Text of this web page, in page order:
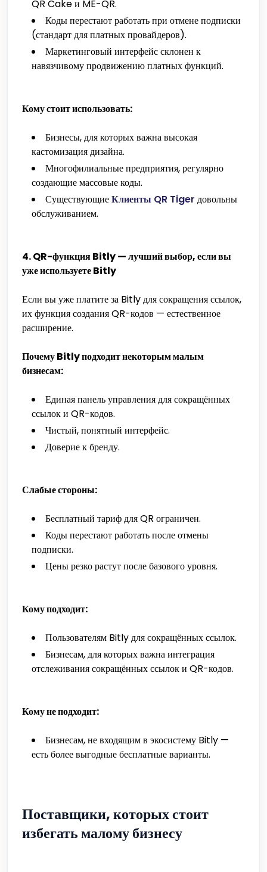
QR Cake и ME-QR.
Коды перестают работать при отмене подписки
(стандарт для платных провайдеров).
Маркетинговый интерфейс склонен к
навязчивому продвижению платных функций.
Кому стоит использовать:
Бизнесы, для которых важна высокая
кастомизация дизайна.
Многофилиальные предприятия, регулярно
создающие массовые коды.
СуществующиеКлиенты QR Tiger довольны
обслуживанием.
4. QR-функция Bitly — лучший выбор, если вы
уже используете Bitly
Если вы уже платите за Bitly для сокращения ссылок,
их функция создания QR-кодов — естественное
расширение.
Почему Bitly подходит некоторым малым
бизнесам:
Единая панель управления для сокращённых
ссылок и QR-кодов.
Чистый, понятный интерфейс.
Доверие к бренду.
Слабые стороны:
Бесплатный тариф для QR ограничен.
Коды перестают работать после отмены
подписки.
Цены резко растут после базового уровня.
Кому подходит:
Пользователям Bitly для сокращённых ссылок.
Бизнесам, для которых важна интеграция
отслеживания сокращённых ссылок и QR-кодов.
Кому не подходит:
Бизнесам, не входящим в экосистему Bitly —
есть более выгодные бесплатные варианты.
Поставщики, которых стоит
избегать малому бизнесу